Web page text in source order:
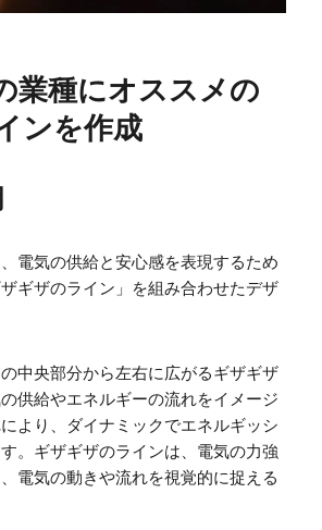
業種にオススメの
ンを作成
電気の供給と安心感を表現するため
ギザのライン」を組み合わせたデザ
中央部分から左右に広がるギザギザ
供給やエネルギーの流れをイメージ
より、ダイナミックでエネルギッシ
。ギザギザのラインは、電気の力強
電気の動きや流れを視覚的に捉える